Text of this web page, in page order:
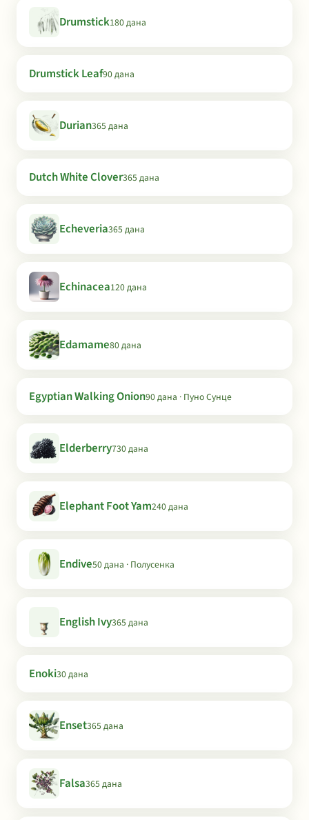
Drumstick180 дана
Drumstick Leaf90 дана
Durian365 дана
Dutch White Clover365 дана
Echeveria365 дана
Echinacea120 дана
Edamame80 дана
Egyptian Walking Onion90 дана · Пуно Сунце
Elderberry730 дана
Elephant Foot Yam240 дана
Endive50 дана · Полусенка
English Ivy365 дана
Enoki30 дана
Enset365 дана
Falsa365 дана